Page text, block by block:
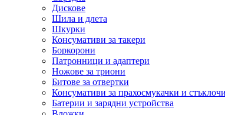
Дискове
Шила и длета
Шкурки
Консумативи за такери
Боркорони
Патронници и адаптери
Ножове за триони
Битове за отвертки
Консумативи за прахосмукачки и
Батерии и зарядни устройства